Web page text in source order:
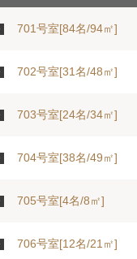
701号室[84名/94㎡]
702号室[31名/48㎡]
703号室[24名/34㎡]
704号室[38名/49㎡]
705号室[4名/8㎡]
706号室[12名/21㎡]